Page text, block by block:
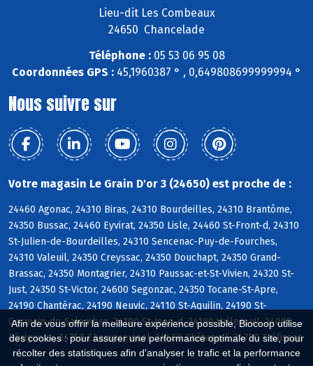
Afin de vous offrir la meilleure expérience possible, Biocoop utilise
des cookies : pour assurer une performance optimale du site, pour
récolter des statistiques afin d'analyser le trafic et la performance
Lieu-dit Les Combeaux
24650 Chancelade
Téléphone :05 53 06 95 08
Coordonnées GPS : 45,1960387 ° , 0,649808699999994 °
Nous suivre sur
Votre magasin Le Grain D'or 3 (24650) est proche de :
24460 Agonac, 24310 Biras, 24310 Bourdeilles, 24310 Brantôme,
24350 Bussac, 24460 Eyvirat, 24350 Lisle, 24460 St-Front-d, 24310
St-Julien-de-Bourdeilles, 24310 Sencenac-Puy-de-Fourches,
24310 Valeuil, 24350 Creyssac, 24350 Douchapt, 24350 Grand-
Brassac, 24350 Montagrier, 24310 Paussac-et-St-Vivien, 24320 St-
Just, 24350 St-Victor, 24600 Segonzac, 24350 Tocane-St-Apre,
24190 Chantérac, 24190 Neuvic, 24110 St-Aquilin, 24190 St-
Germain-du-Salembre, 24190 St-Jean-d, 24190 Vallereuil, 24000
Périgueux, 24750 Champcevinel, 24460 Château-l, 24750 Trélissac